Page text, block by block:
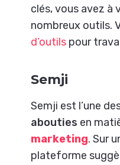
clés, vous avez à
nombreux outils.
d’outils pour
Semji
Semji est l’une
abouties en
marketing. Sur
plateforme